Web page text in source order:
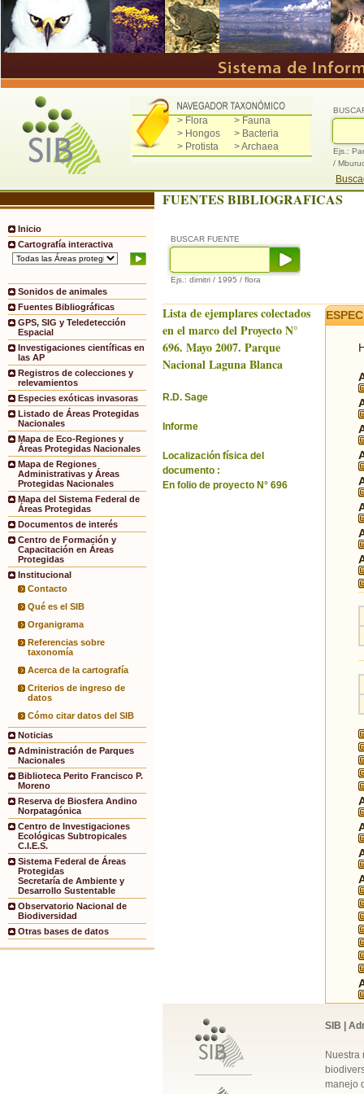
> Flora
> Fauna
> Hongos
> Bacteria
> Protista
> Archaea
Ejs.:
/
Inicio
Cartografía interactiva
Sonidos de animales
Fuentes Bibliográficas
GPS, SIG y Teledetección
Espacial
Investigaciones científicas en
las AP
Registros de colecciones y
relevamientos
Especies exóticas invasoras
Listado de Áreas Protegidas
Nacionales
Mapa de Eco-Regiones y
Áreas Protegidas Nacionales
Mapa de Regiones
Administrativas y Áreas
Protegidas Nacionales
Mapa del Sistema Federal de
Áreas Protegidas
Documentos de interés
Centro de Formación y
Capacitación en Áreas
Protegidas
Institucional
Contacto
Qué es el SIB
Organigrama
Referencias sobre
taxonomía
Acerca de la cartografía
Criterios de ingreso de
datos
Cómo citar datos del SIB
Noticias
Administración de Parques
Nacionales
Biblioteca Perito Francisco P.
Moreno
Reserva de Biosfera Andino
Norpatagónica
Centro de Investigaciones
Ecológicas Subtropicales
C.I.E.S.
Sistema Federal de Áreas
Protegidas
Secretaría de Ambiente y
Desarrollo Sustentable
Observatorio Nacional de
Biodiversidad
Otras bases de datos
FUENTES BIBLIOGRAFICAS
BUSCAR FUENTE
Ejs.: dimitri / 1995 / flora
Lista de ejemplares colectados
en el marco del Proyecto N°
696. Mayo 2007. Parque
Nacional Laguna Blanca
R.D. Sage
Informe
Localización física del
documento :
En folio de proyecto N° 696
SIB |
Nuestra
manejo